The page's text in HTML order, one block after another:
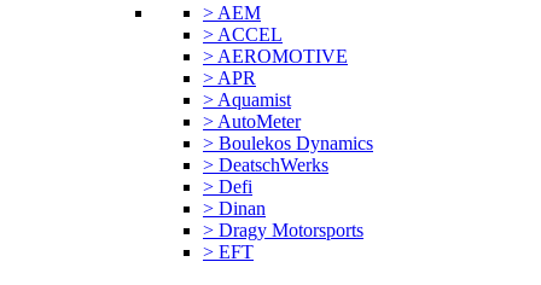
> AEM
> ACCEL
> AEROMOTIVE
> APR
> Aquamist
> AutoMeter
> Boulekos Dynamics
> DeatschWerks
> Defi
> Dinan
> Dragy Motorsports
> EFT